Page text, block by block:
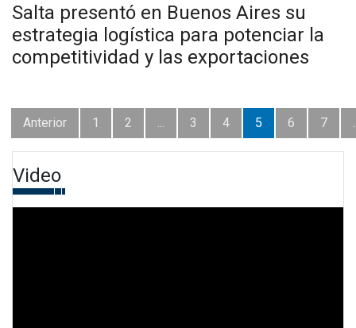
Salta presentó en Buenos Aires su
estrategia logística para potenciar la
competitividad y las exportaciones
Anterior 1 2 ... 3 4 5 6 7
Video